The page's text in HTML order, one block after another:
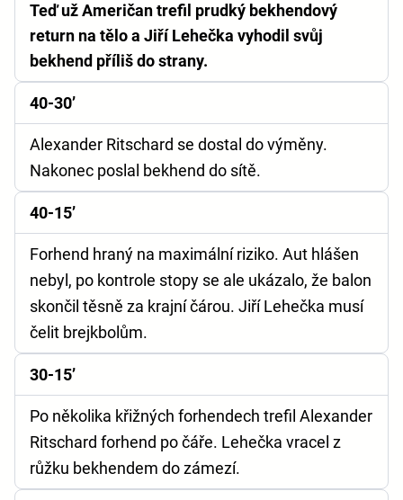
Teď už Američan trefil prudký bekhendový
return na tělo a Jiří Lehečka vyhodil svůj
bekhend příliš do strany.
40-30’
Alexander Ritschard se dostal do výměny.
Nakonec poslal bekhend do sítě.
40-15’
Forhend hraný na maximální riziko. Aut hlášen
nebyl, po kontrole stopy se ale ukázalo, že balon
skončil těsně za krajní čárou. Jiří Lehečka musí
čelit brejkbolům.
30-15’
Po několika křižných forhendech trefil Alexander
Ritschard forhend po čáře. Lehečka vracel z
růžku bekhendem do zámezí.